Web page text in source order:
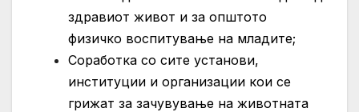
здравиот живот и за општото
физичко воспитување на младите;
Соработка со сите установи,
институции и организации кои се
грижат за зачувување на животната